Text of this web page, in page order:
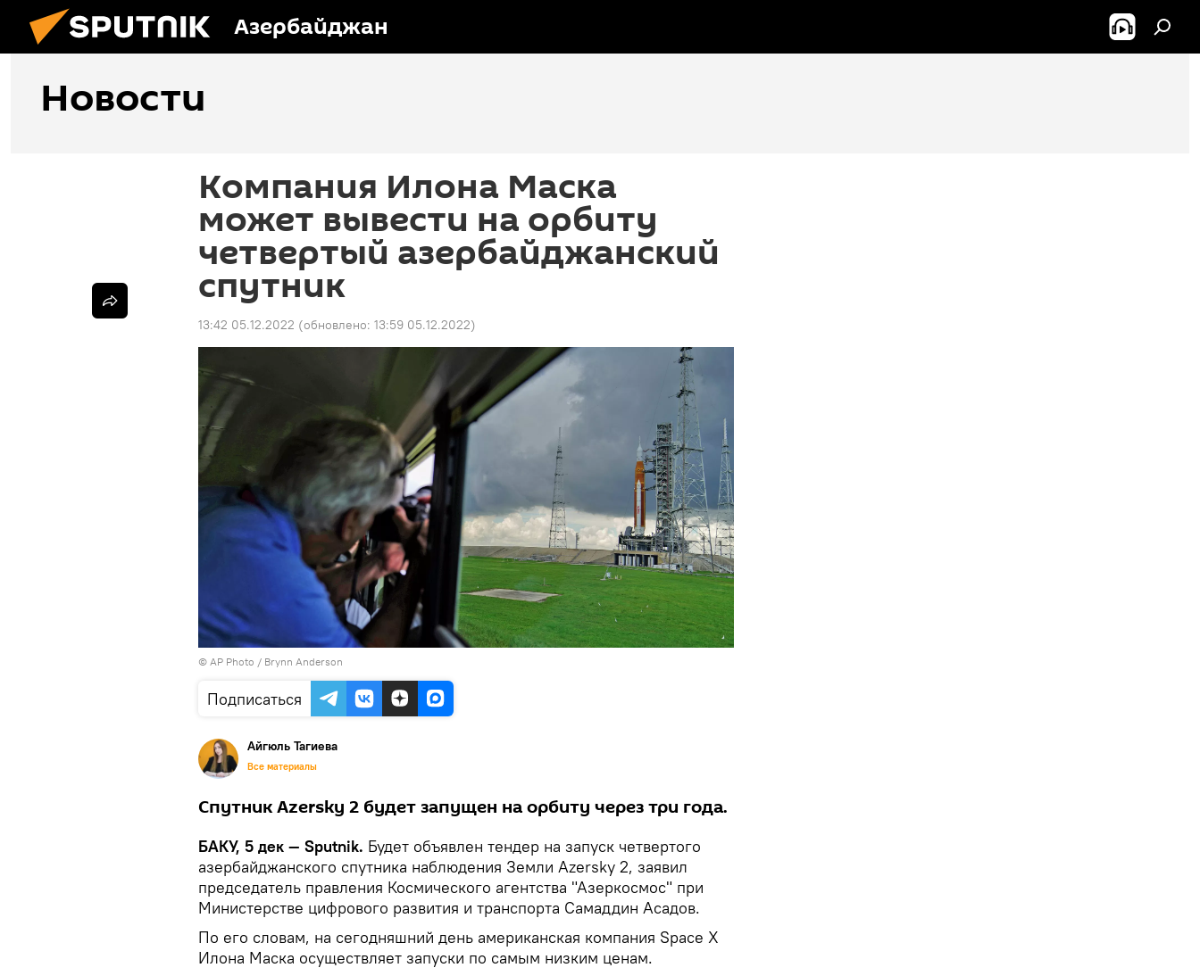
Азербайджан
Новости
Компания Илона Маска
может вывести на орбиту
четвертый азербайджанский
спутник
13:42 05.12.2022 (обновлено: 13:59 05.12.2022)
© AP Photo / Brynn Anderson
Подписаться
Айгюль Тагиева
Все материалы
Спутник Azersky 2 будет запущен на орбиту через три года.
БАКУ, 5 дек — Sputnik. Будет объявлен тендер на запуск четвертого
азербайджанского спутника наблюдения Земли Azersky 2, заявил
председатель правления Космического агентства "Азеркосмос" при
Министерстве цифрового развития и транспорта Самаддин Асадов.
По его словам, на сегодняшний день американская компания Space X
Илона Маска осуществляет запуски по самым низким ценам.